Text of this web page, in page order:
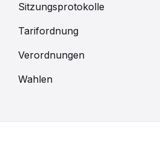
Sitzungsprotokolle
Tarifordnung
Verordnungen
Wahlen